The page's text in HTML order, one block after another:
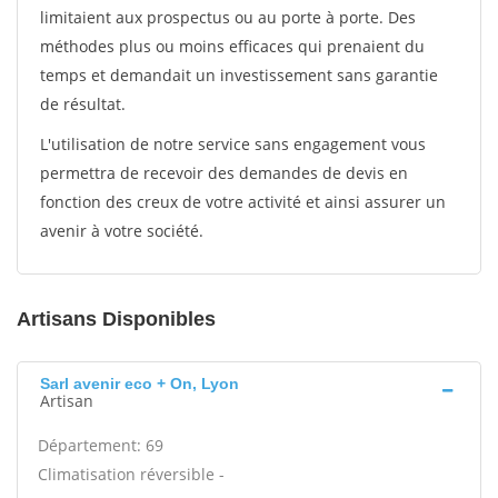
limitaient aux prospectus ou au porte à porte. Des
méthodes plus ou moins efficaces qui prenaient du
temps et demandait un investissement sans garantie
de résultat.
L'utilisation de notre service sans engagement vous
permettra de recevoir des demandes de devis en
fonction des creux de votre activité et ainsi assurer un
avenir à votre société.
Artisans Disponibles
Sarl avenir eco + On, Lyon
Artisan
Département: 69
Climatisation réversible -